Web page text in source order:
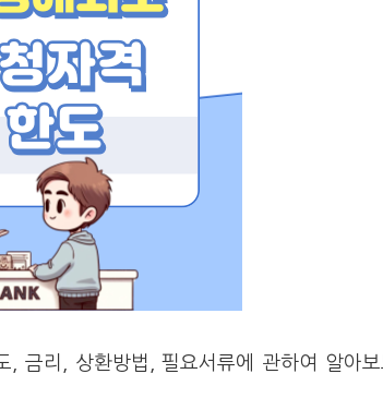
금리, 상환방법, 필요서류에 관하여 알아